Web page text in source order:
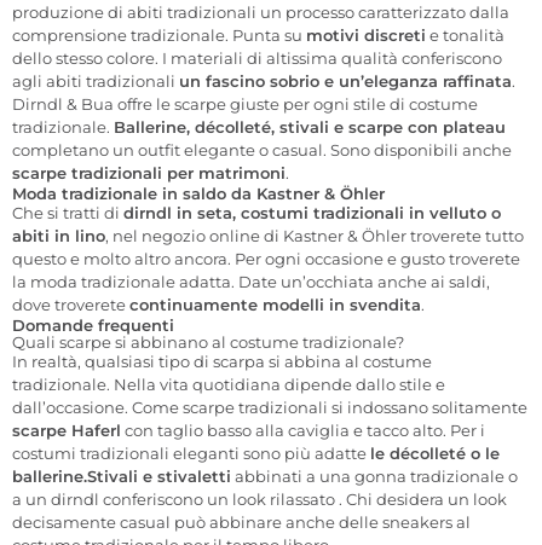
produzione di abiti tradizionali un processo caratterizzato dalla
comprensione tradizionale. Punta su motivi discreti e tonalità
dello stesso colore. I materiali di altissima qualità conferiscono
agli abiti tradizionali un fascino sobrio e un’eleganza raffinata.
Dirndl & Bua offre le scarpe giuste per ogni stile di costume
tradizionale. Ballerine, décolleté, stivali e scarpe con plateau
completano un outfit elegante o casual. Sonodisponibili anche
scarpe tradizionali per matrimoni.
Moda tradizionale in saldo da Kastner & Öhler
Che si tratti di dirndl in seta, costumi tradizionali in velluto o
abiti in lino, nel negozio online di Kastner & Öhler troverete tutto
questo e molto altro ancora. Per ogni occasione e gusto troverete
la moda tradizionale adatta. Date un’occhiata anche ai saldi,
dove troveretecontinuamente modelli in svendita.
Domande frequenti
Quali scarpe si abbinano al costume tradizionale?
In realtà, qualsiasi tipo di scarpa si abbina al costume
tradizionale. Nella vita quotidiana dipende dallo stile e
dall’occasione. Come scarpe tradizionali si indossanosolitamente
scarpe Haferl con taglio basso alla caviglia e tacco alto. Per i
costumi tradizionali eleganti sono più adatte le décolleté o le
ballerine.Stivali e stivaletti abbinati a una gonna tradizionale o
a un dirndl conferiscono un look rilassato . Chi desidera un look
decisamente casual può abbinare anche delle sneakers al